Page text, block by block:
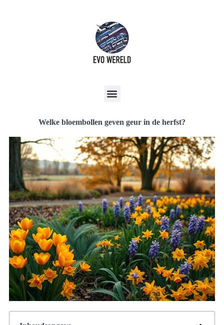
Welke bloembollen geven geur in de herfst?